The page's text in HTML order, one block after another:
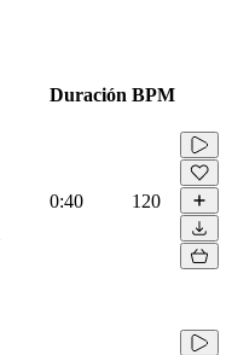
Duración BPM
0:40 120